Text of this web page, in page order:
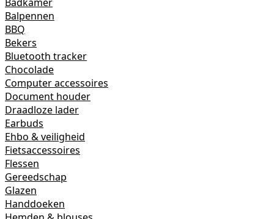
Balpennen
BBQ
Bekers
Bluetooth tracker
Chocolade
Computer accessoires
Document houder
Draadloze lader
Earbuds
Ehbo & veiligheid
Fietsaccessoires
Flessen
Gereedschap
Glazen
Handdoeken